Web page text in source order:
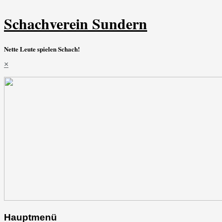
Schachverein Sundern
Nette Leute spielen Schach!
×
Hauptmenü